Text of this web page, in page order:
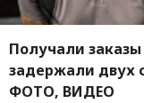
Получали
задержали двух
ФОТО, ВИДЕО